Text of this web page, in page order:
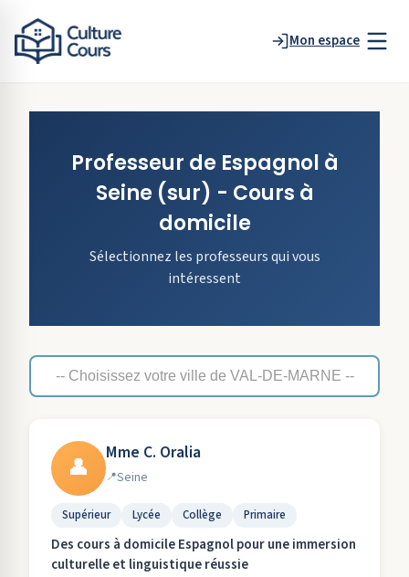
Mon espace
Professeur de Espagnol à
Seine (sur) - Cours à
domicile
Sélectionnez les professeurs qui vous
intéressent
👤 Mme C. Oralia
Seine
Supérieur Lycée Collège Primaire
Des cours à domicile Espagnol pour une immersion
culturelle et linguistique réussie